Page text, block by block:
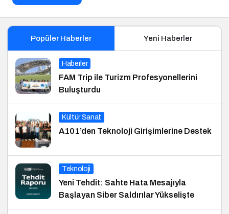
Popüler Haberler Yeni Haberler
Haberler
FAM Trip ile Turizm Profesyonellerini
Buluşturdu
Kültür Sanat
A101’den Teknoloji Girişimlerine Destek
Teknoloji
Yeni Tehdit: Sahte Hata Mesajıyla
Başlayan Siber Saldırılar Yükselişte